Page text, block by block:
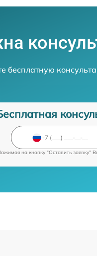
бесплатную
на кнопку "Оставить заявку"